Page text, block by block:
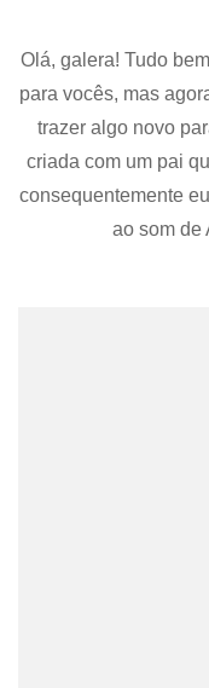
Olá, galera! Tudo
para vocês, mas
trazer algo novo
criada com um pai
consequentemente
ao som de